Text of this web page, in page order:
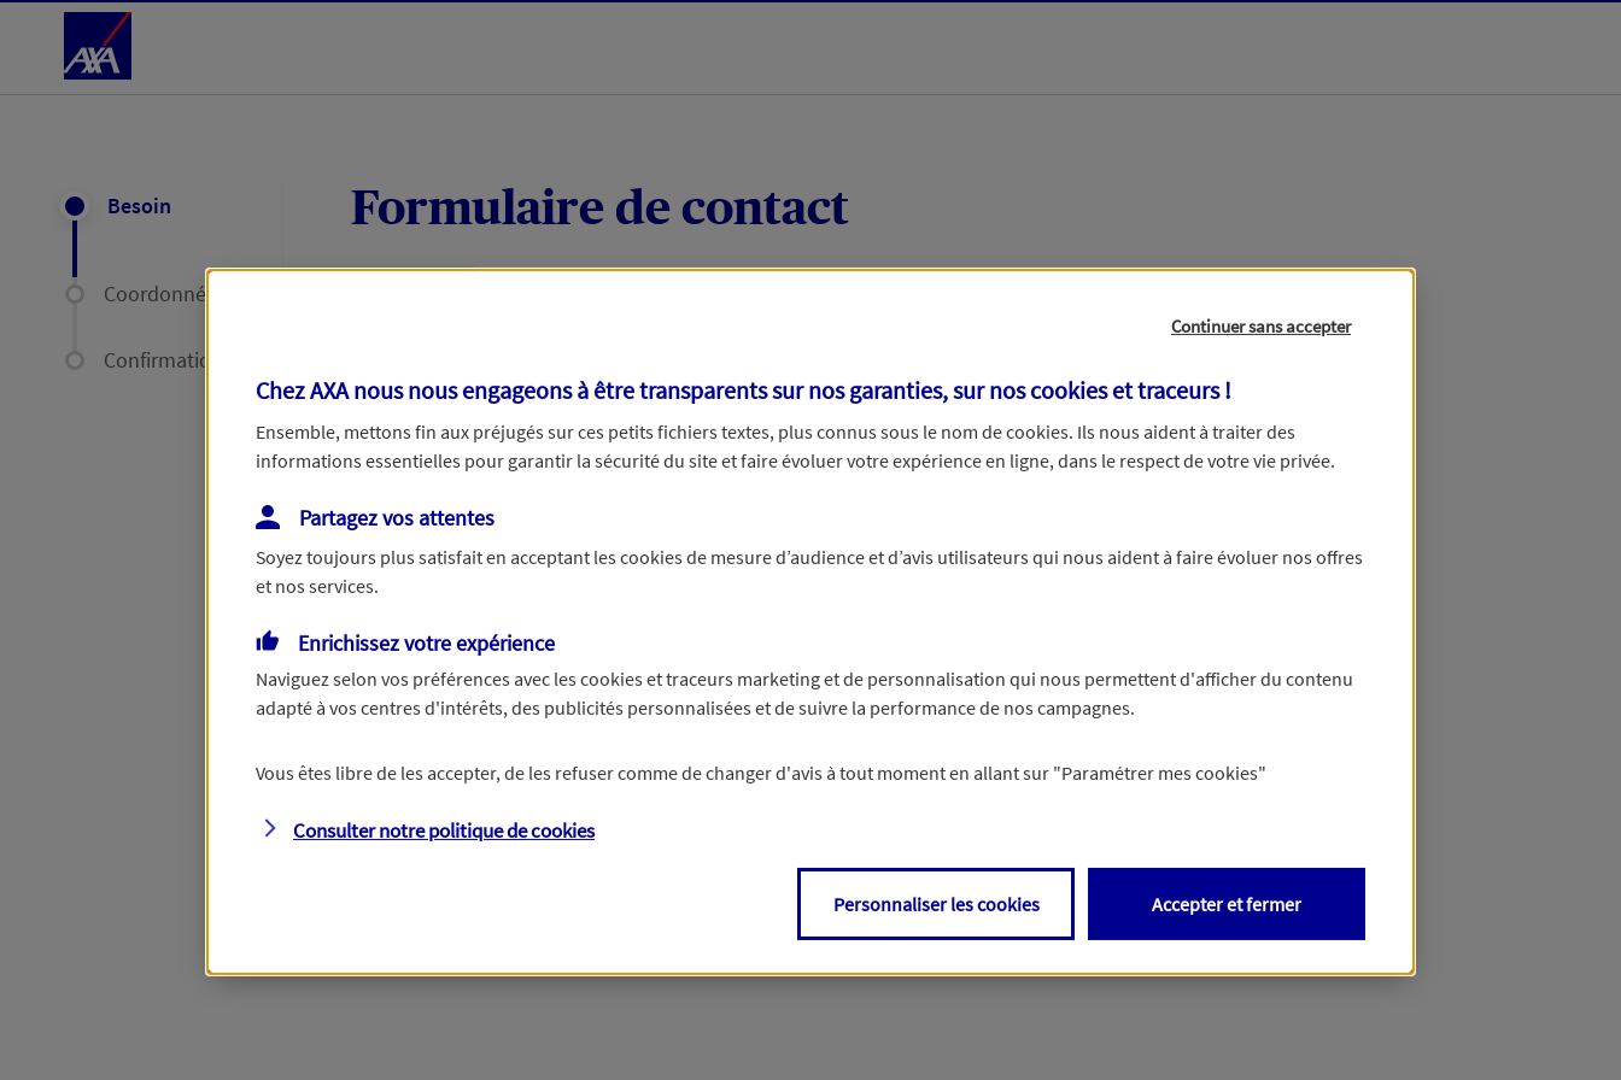
Accéder au Contenu
Besoin
Coordonnées
Confirmation
Formulaire de contact
Votre message :
Vous disposez de droits sur les informations vous concernant. Pour plus d’informations,
Continuer sans accepter
Chez AXA nous nous engageons à être transparents sur nos garanties, sur noscookies et traceurs!
Ensemble, mettons fin aux préjugés sur ces petits fichiers textes, plus connus sous le nom decookies. Ils nous aident à traiter des
informations essentielles pour garantir la sécurité du site et faire évoluer votre expérience en ligne, dans le respect de votre vie privée.
Partagez vos attentes
Soyez toujours plus satisfait en acceptant les cookies de mesure d’audience et d’avis utilisateurs qui nous aident à faire évoluer nos offres
et nos services.
Enrichissez votre expérience
Naviguez selon vos préférences avec les cookies et traceurs marketing et de personnalisation qui nous permettent d'afficher du contenu
adapté à vos centres d'intérêts, des publicités personnalisées et de suivre la performance de nos campagnes.
Vous êtes libre de les accepter, de les refuser comme de changer d'avis à tout moment en allant sur "Paramétrer mes cookies"
Consulter notre politique decookies
Personnaliser les cookies Accepter et fermer